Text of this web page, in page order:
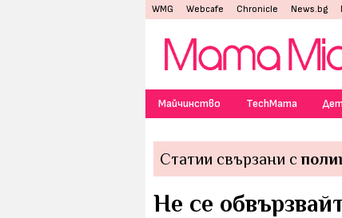
WMG Webcafe Chronicle News.bg
Майчинство TechMama
Статии свързани с
Не се